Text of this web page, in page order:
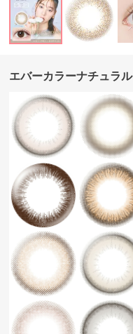
エバーカラーナチュラル